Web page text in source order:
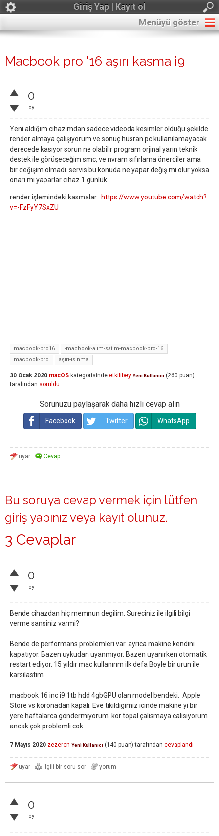
Giriş Yap | Kayıt ol
Menüyü göster
Macbook pro '16 aşırı kasma i9
0
oy
Yeni aldığım cihazımdan sadece videoda kesimler olduğu şekilde
render almaya çalışıyorum ve sonuç hüsran pc kullanılamayacak
derecede kasıyor sorun ne olabilir program orjinal yarın teknik
destek ile görüşeceğim smc, ve nvram sıfırlama önerdiler ama
bir değişim olmadı. servis bu konuda ne yapar değiş mi olur yoksa
onarı mı yaparlar cihaz 1 günlük
render işlemindeki kasmalar : https://www.youtube.com/watch?
v=-FzFyY7SxZU
macbook-pro16
-macbook-alım-satım-macbook-pro-16
macbook-pro
aşırı-ısınma
30 Ocak 2020 macOS kategorisinde etkilibey Yeni Kullanıcı (260 puan)
tarafından soruldu
Sorunuzu paylaşarak daha hızlı cevap alın
Facebook Twitter WhatsApp
Bu soruya cevap vermek için lütfen
giriş yapınız veya kayıt olunuz.
3 Cevaplar
0
oy
Bende cihazdan hiç memnun degilim. Sureciniz ile ilgili bilgi
verme sansiniz varmi?
Bende de performans problemleri var. ayrıca makine kendini
kapatıyor. Bazen uykudan uyanmıyor. Bazen uyanırken otomatik
restart ediyor. 15 yıldır mac kullanırım ilk defa Boyle bir urun ile
karsilastim.
macbook 16 inc i9 1tb hdd 4gbGPU olan model bendeki. Apple
Store vs koronadan kapalı. Eve tikildigimiz icinde makine yi bir
yere haftalarca göndermiyorum. kor topal çalısmaya calisiyorum
ancak çok problemli cok.
7 Mayıs 2020 zezeron Yeni Kullanıcı (140 puan) tarafından cevaplandı
0
oy